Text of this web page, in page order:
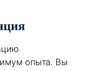
опыта. Вы